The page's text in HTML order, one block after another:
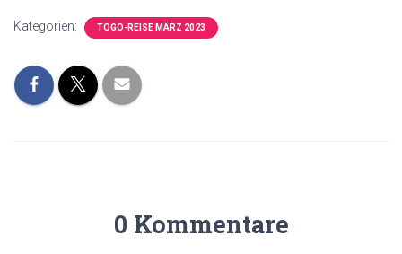
Kategorien: TOGO-REISE MÄRZ 2023
0 Kommentare